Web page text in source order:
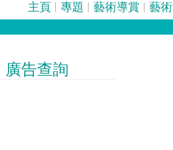
主頁 專題 藝術導賞 藝
廣告查詢